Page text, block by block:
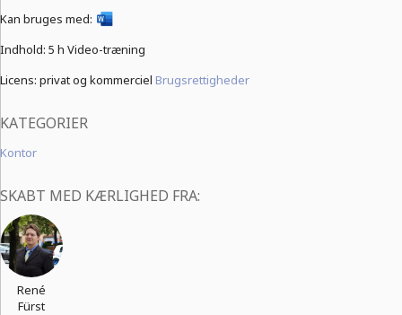
Kan bruges med:
Indhold: 5 h Video-træning
Licens: privat og kommerciel Brugsrettigheder
KATEGORIER
Kontor
SKABT MED KÆRLIGHED FRA:
René
Fürst